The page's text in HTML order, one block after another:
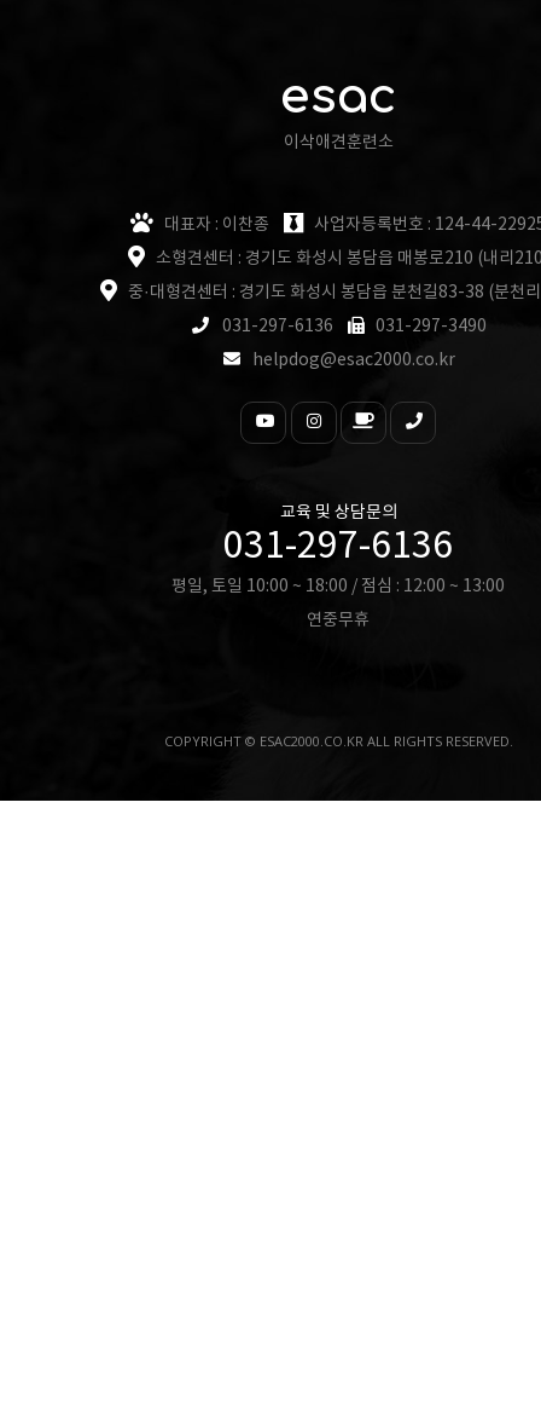
esac
이삭애견훈련소
대표자 : 이찬종
사업자등록번호 : 124-44-
소형견센터 : 경기도 화성시 봉담읍 매봉로210 (내리
중·대형견센터 : 경기도 화성시 봉담읍 분천길83-38 (분천
031-297-6136
031-297-3490
helpdog@esac2000.co.kr
교육 및 상담문의
031-297-6136
평일, 토일 10:00 ~ 18:00 / 점심 : 12:00 ~ 13:00
연중무휴
COPYRIGHT © ESAC2000.CO.KR ALL RIGHTS RESERVED.